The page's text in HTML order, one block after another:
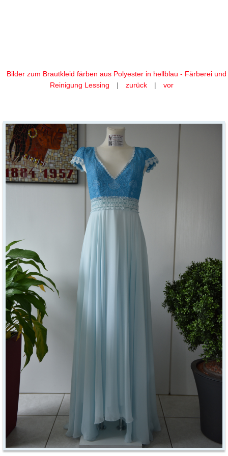
Bilder zum Brautkleid färben aus Polyester in hellblau - Färberei und
Reinigung Lessing
| zurück | vor